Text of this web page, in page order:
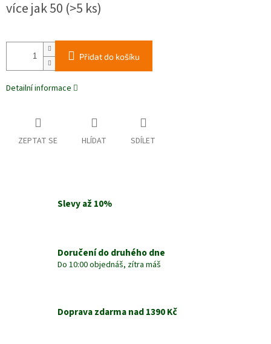
cena:
více jak 50 (>5 ks)
Přidat do košíku
Detailní informace
ZEPTAT SE HLÍDAT SDÍLET
Slevy až 10%
Doručení do druhého dne
Do 10:00 objednáš, zítra máš
Doprava zdarma nad 1390 Kč